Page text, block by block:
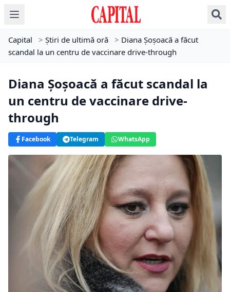
Capital > Știri de ultimă oră > Diana Șoșoacă a făcut
scandal la un centru de vaccinare drive-through
Diana Șoșoacă a făcut scandal la
un centru de vaccinare drive-
through
Facebook Telegram WhatsApp